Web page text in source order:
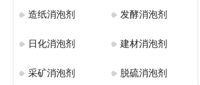
造纸消泡剂 发酵消泡剂
日化消泡剂 建材消泡剂
采矿消泡剂 脱硫消泡剂